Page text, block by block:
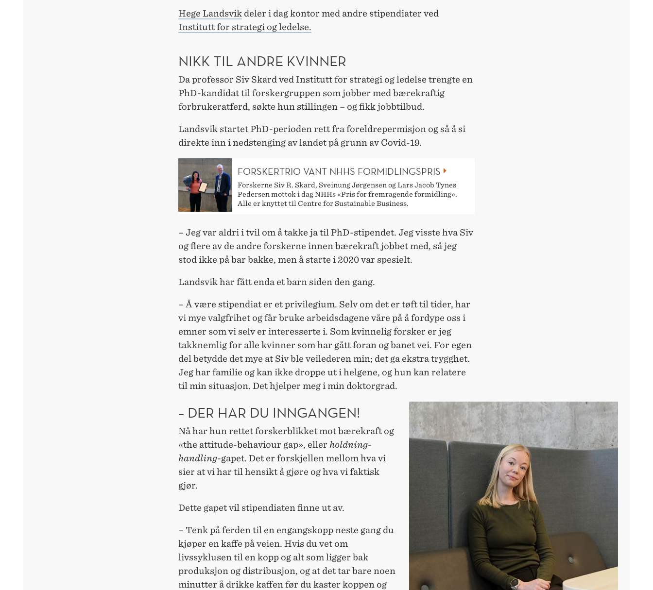
Hege Landsvik deler i dag kontor med andre stipendiater ved
Institutt for strategi og ledelse.
NIKK TIL ANDRE KVINNER
Da professor Siv Skard ved Institutt for strategi og ledelse trengte en
PhD-kandidat til forskergruppen som jobber med bærekraftig
forbrukeratferd, søkte hun stillingen – og fikk jobbtilbud.
Landsvik startet PhD-perioden rett fra foreldrepermisjon og så å si
direkte inn i nedstenging av landet på grunn av Covid-19.
FORSKERTRIO VANT NHHS FORMIDLINGSPRIS
Forskerne Siv R. Skard, Sveinung Jørgensen og Lars Jacob Tynes
Pedersen mottok i dag NHHs «Pris for fremragende formidling».
Alle er knyttet til Centre for Sustainable Business.
– Jeg var aldri i tvil om å takke ja til PhD-stipendet. Jeg visste hva Siv
og flere av de andre forskerne innen bærekraft jobbet med, så jeg
stod ikke på bar bakke, men å starte i 2020 var spesielt.
Landsvik har fått enda et barn siden den gang.
– Å være stipendiat er et privilegium. Selv om det er tøft til tider, har
vi mye valgfrihet og får bruke arbeidsdagene våre på å fordype oss i
emner som vi selv er interesserte i. Som kvinnelig forsker er jeg
takknemlig for alle kvinner som har gått foran og banet vei. For egen
del betydde det mye at Siv ble veilederen min; det ga ekstra trygghet.
Jeg har familie og kan ikke droppe ut i helgene, og hun kan relatere
til min situasjon. Det hjelper meg i min doktorgrad.
– DER HAR DU INNGANGEN!
Nå har hun rettet forskerblikket mot bærekraft og
«the attitude-behaviour gap», eller holdning-
handling-gapet. Det er forskjellen mellom hva vi
sier at vi har til hensikt å gjøre og hva vi faktisk
gjør.
Dette gapet vil stipendiaten finne ut av.
– Tenk på ferden til en engangskopp neste gang du
kjøper en kaffe på veien. Hvis du vet om
livssyklusen til en kopp og alt som ligger bak
produksjon og distribusjon, og at det tar bare noen
minutter å drikke kaffen før du kaster koppen og